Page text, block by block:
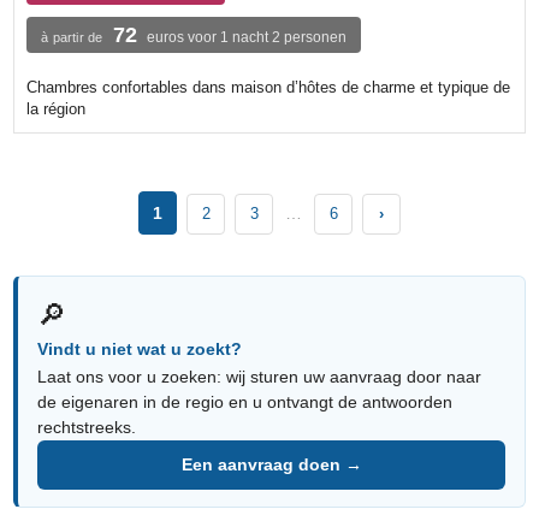
à partir de 72 euros voor 1 nacht 2 personen
Chambres confortables dans maison d’hôtes de charme et typique de
la région
1 2 3 6 ›
🔎
Vindt u niet wat u zoekt?
Laat ons voor u zoeken: wij sturen uw aanvraag door naar
de eigenaren in de regio en u ontvangt de antwoorden
rechtstreeks.
Een aanvraag doen →